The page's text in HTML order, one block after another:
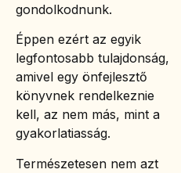
gondolkodnunk.
Éppen ezért az egyik
legfontosabb tulajdonság,
amivel egy önfejlesztő
könyvnek rendelkeznie
kell, az nem más, mint a
gyakorlatiasság.
Természetesen nem azt